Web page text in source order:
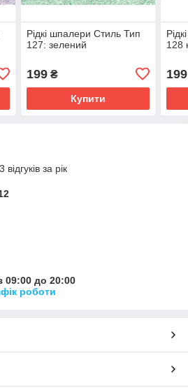
Рідкі шпалери Стиль Тип
127: зелений
199₴
Купити
128
199
за рік
09:00 до 20:00
роботи